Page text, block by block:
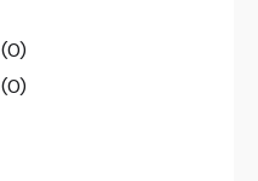
(0)
(0)